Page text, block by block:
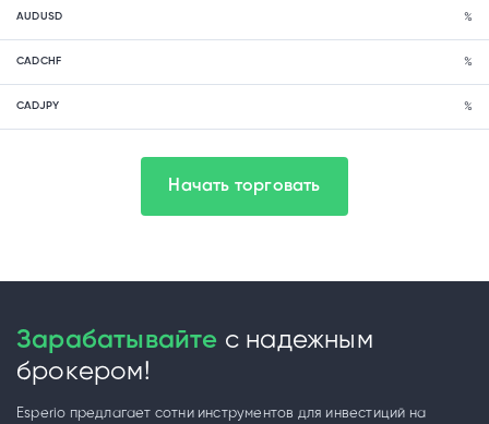
AUDUSD %
CADCHF %
CADJPY %
Начать торговать
Зарабатывайте с надежным
брокером!
Esperio предлагает сотни инструментов для инвестиций на